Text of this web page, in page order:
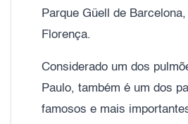
Parque Güell de
Florença.
Considerado um dos
Paulo, também é um dos
famosos e mais